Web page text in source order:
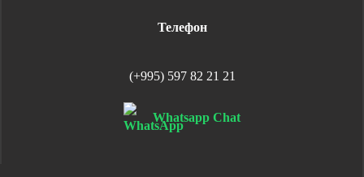
Телефон
(+995) 597 82 21 21
Whatsapp Chat